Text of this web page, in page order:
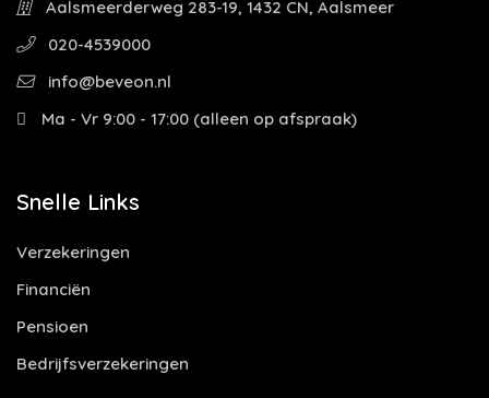
Aalsmeerderweg 283-19, 1432 CN, Aalsmeer
020-4539000
info@beveon.nl
Ma - Vr 9:00 - 17:00 (alleen op afspraak)
Snelle Links
Verzekeringen
Financiën
Pensioen
Bedrijfsverzekeringen